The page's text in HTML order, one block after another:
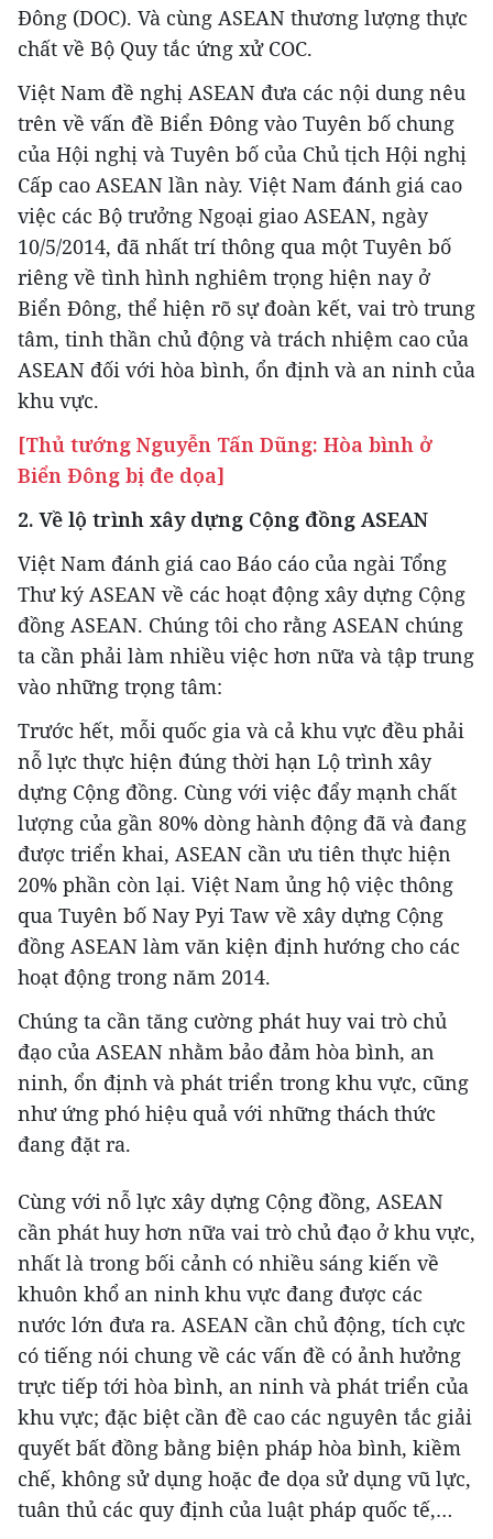
Đông (DOC). Và cùng ASEAN thương lượng thực
chất về Bộ Quy tắc ứng xử COC.
Việt Nam đề nghị ASEAN đưa các nội dung nêu
trên về vấn đề Biển Đông vào Tuyên bố chung
của Hội nghị và Tuyên bố của Chủ tịch Hội nghị
Cấp cao ASEAN lần này. Việt Nam đánh giá cao
việc các Bộ trưởng Ngoại giao ASEAN, ngày
10/5/2014, đã nhất trí thông qua một Tuyên bố
riêng về tình hình nghiêm trọng hiện nay ở
Biển Đông, thể hiện rõ sự đoàn kết, vai trò trung
tâm, tinh thần chủ động và trách nhiệm cao của
ASEAN đối với hòa bình, ổn định và an ninh của
khu vực.
[Thủ tướng Nguyễn Tấn Dũng: Hòa bình ở
Biển Đông bị đe dọa]
2. Về lộ trình xây dựng Cộng đồng ASEAN
Việt Nam đánh giá cao Báo cáo của ngài Tổng
Thư ký ASEAN về các hoạt động xây dựng Cộng
đồng ASEAN. Chúng tôi cho rằng ASEAN chúng
ta cần phải làm nhiều việc hơn nữa và tập trung
vào những trọng tâm:
Trước hết, mỗi quốc gia và cả khu vực đều phải
nỗ lực thực hiện đúng thời hạn Lộ trình xây
dựng Cộng đồng. Cùng với việc đẩy mạnh chất
lượng của gần 80% dòng hành động đã và đang
được triển khai, ASEAN cần ưu tiên thực hiện
20% phần còn lại. Việt Nam ủng hộ việc thông
qua Tuyên bố Nay Pyi Taw về xây dựng Cộng
đồng ASEAN làm văn kiện định hướng cho các
hoạt động trong năm 2014.
Chúng ta cần tăng cường phát huy vai trò chủ
đạo của ASEAN nhằm bảo đảm hòa bình, an
ninh, ổn định và phát triển trong khu vực, cũng
như ứng phó hiệu quả với những thách thức
đang đặt ra.
Cùng với nỗ lực xây dựng Cộng đồng, ASEAN
cần phát huy hơn nữa vai trò chủ đạo ở khu vực,
nhất là trong bối cảnh có nhiều sáng kiến về
khuôn khổ an ninh khu vực đang được các
nước lớn đưa ra. ASEAN cần chủ động, tích cực
có tiếng nói chung về các vấn đề có ảnh hưởng
trực tiếp tới hòa bình, an ninh và phát triển của
khu vực; đặc biệt cần đề cao các nguyên tắc giải
quyết bất đồng bằng biện pháp hòa bình, kiềm
chế, không sử dụng hoặc đe dọa sử dụng vũ lực,
tuân thủ các quy định của luật pháp quốc tế,…